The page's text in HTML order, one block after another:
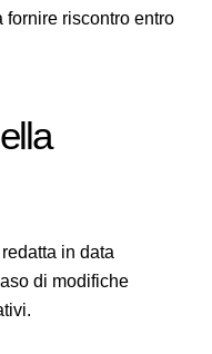
fornire riscontro entro
in data
di modifiche